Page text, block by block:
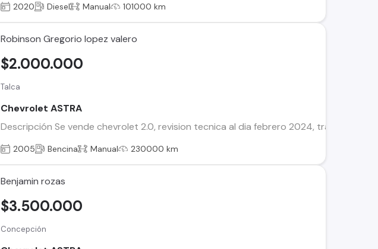
2020 Diesel Manual 101000 km
Robinson Gregorio lopez valero
Talca
Chevrolet ASTRA
Descripción Se vende chevrolet 2.0, revision tecnica al dia febrero 2024,
$2.000.000
2005 Bencina Manual 230000 km
Benjamin rozas
Concepción
$3.500.000